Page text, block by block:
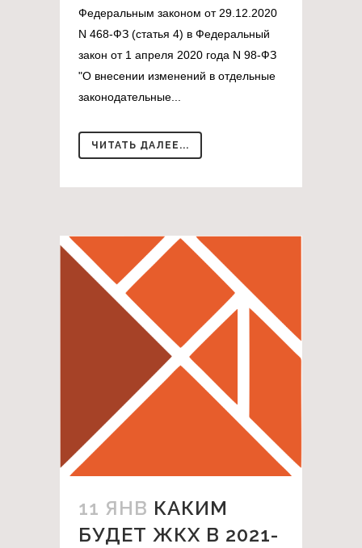
Федеральным законом от 29.12.2020
N 468-ФЗ (статья 4) в Федеральный
закон от 1 апреля 2020 года N 98-ФЗ
"О внесении изменений в отдельные
законодательные...
ЧИТАТЬ ДАЛЕЕ...
11 ЯНВ КАКИМ
БУДЕТ ЖКХ В 2021-